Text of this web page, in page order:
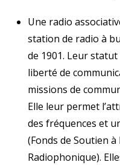
Une radio
station de radio à
de 1901. Leur
liberté de
missions de
Elle leur permet
des fréquences et
(Fonds de Soutien à
Radiophonique).